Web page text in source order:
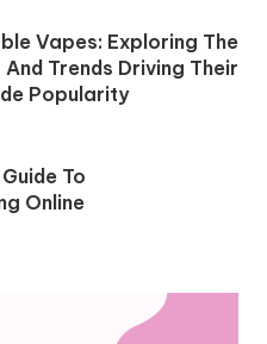
Vapes: Exploring The
Trends Driving Their
Popularity
To
Online